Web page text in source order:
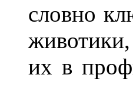
словно
их в